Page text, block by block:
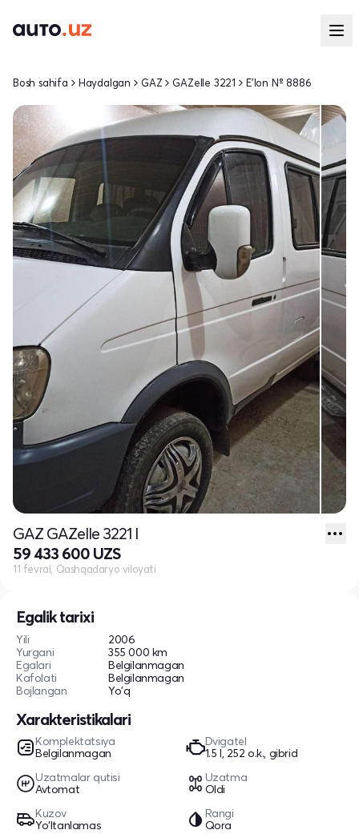
Egalik tarixi
Yili
2006
Yurgani
355 000 km
Egalari
Belgilanmagan
Kafolati
Belgilanmagan
Bojlangan
Yo'q
Xarakteristikalari
Komplektatsiya
Belgilanmagan
Dvigatel
1.5 l, 252 o.k., gibrid
Uzatmalar qutisi
Avtomat
Uzatma
Oldi
Kuzov
Yo‘ltanlamas
Rangi
Qora
Bosh sahifa Haydalgan GAZ GAZelle 3221 E'lon № 8886
GAZ GAZelle 3221 I
59 433 600 UZS
11 fevral, Qashqadaryo viloyati